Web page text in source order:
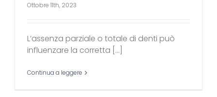
Ottobre 11th, 2023
L’assenza parziale o totale di denti può
influenzare la corretta [...]
Continua a leggere